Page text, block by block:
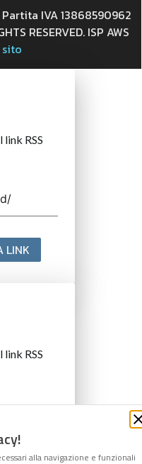
alla navigazione e funzionali
IVA 13868590962
RESERVED. ISP AWS
sito
RSS
LINK
RSS